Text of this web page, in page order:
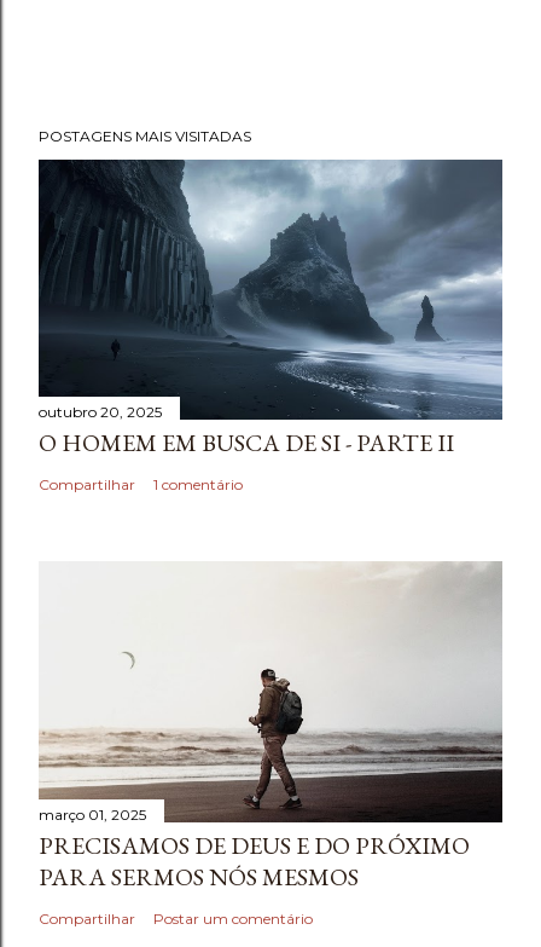
POSTAGENS MAIS VISITADAS
outubro 20, 2025
O HOMEM EM BUSCA DE SI - PARTE II
Compartilhar 1 comentário
março 01, 2025
PRECISAMOS DE DEUS E DO PRÓXIMO
PARA SERMOS NÓS MESMOS
Compartilhar Postar um comentário